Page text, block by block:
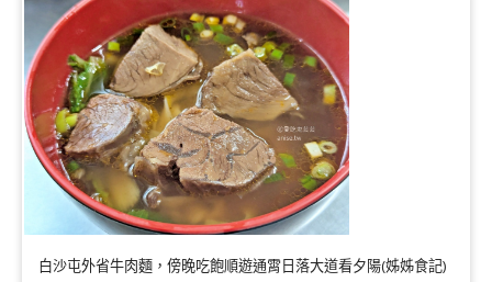
白沙屯外省牛肉麵，傍晚吃飽順遊通霄日落大道看夕陽(姊姊食記)